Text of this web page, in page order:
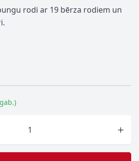
rodi ar 19 bērza rodiem un